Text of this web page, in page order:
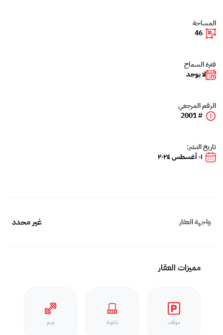
المساحة
46
فترة السماح
لا يوجد
الرقم المرجعي
# 2001
تاريخ النشر:
٠١ أغسطس ٢٠٢٤
واجهة العقار غير محدد
مميزات العقار
موقف بلكونة جيم